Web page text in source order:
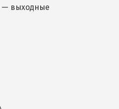
— выходные